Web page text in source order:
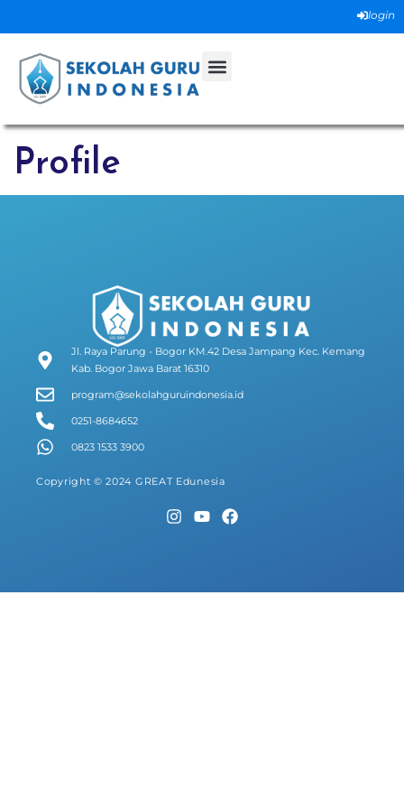
login
Profile
Jl. Raya Parung - Bogor KM.42 Desa Jampang Kec. Kemang
Kab. Bogor Jawa Barat 16310
program@sekolahguruindonesia.id
0251-8684652
0823 1533 3900
Copyright © 2024 GREAT Edunesia